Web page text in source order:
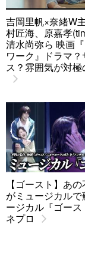
吉岡里帆×奈緒W
村匠海、原嘉孝
清水尚弥ら 映画
ワーク』ドラマ
ス？雰囲気が対
【ゴースト】あ
がミュージカルで
ージカル『ゴー
ネプロ